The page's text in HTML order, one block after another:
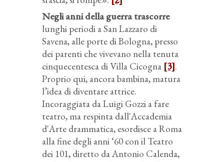
Negli anni della guerra trascorre
lunghi periodi a San Lazzaro di
Savena, alle porte di Bologna, presso
dei parenti che vivevano nella tenuta
cinquecentesca di Villa Cicogna [3].
Proprio qui, ancora bambina, matura
l’idea di diventare attrice.
Incoraggiata da Luigi Gozzi a fare
teatro, ma respinta dall'Accademia
d'Arte drammatica, esordisce a Roma
alla fine degli anni ‘60 con il Teatro
dei 101, diretto da Antonio Calenda,